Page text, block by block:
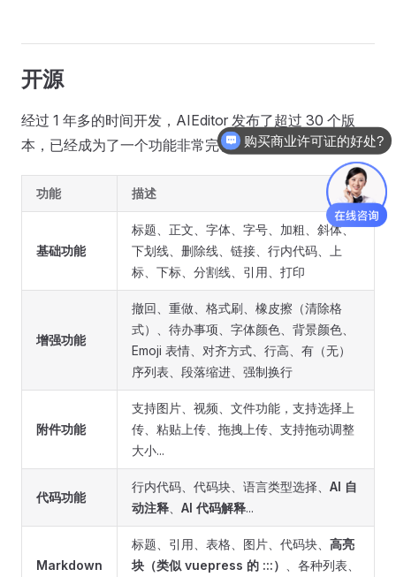
开源
经过 1 年多的时间开发，AIEditor 发布了超过 30 个版
本，已经成为了一个功能非常完备的富文本编辑器。
功能 描述
基础功能
标题、正文、字体、字号、加粗、斜体、
下划线、删除线、链接、行内代码、上
标、下标、分割线、引用、打印
增强功能
撤回、重做、格式刷、橡皮擦（清除格
式）、待办事项、字体颜色、背景颜色、
Emoji 表情、对齐方式、行高、有（无）
序列表、段落缩进、强制换行
附件功能
支持图片、视频、文件功能，支持选择上
传、粘贴上传、拖拽上传、支持拖动调整
大小...
代码功能
行内代码、代码块、语言类型选择、 AI 自
动注释
AI 代码解释...
Markdown
标题、引用、表格、图片、代码块、 高亮
块（类似 vuepress 的 :::）
、各种列表、
购买商业许可证的好处?